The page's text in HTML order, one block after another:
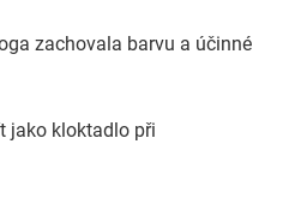
zachovala barvu a účinné
jako kloktadlo při